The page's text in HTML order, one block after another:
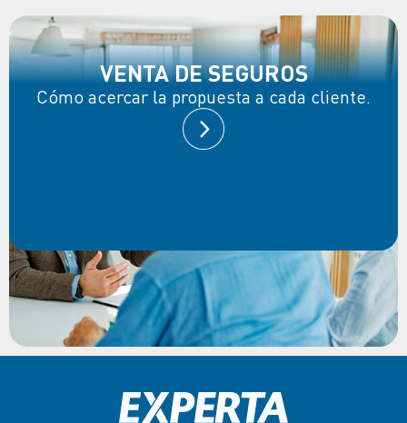
VENTA DE SEGUROS
Cómo acercar la propuesta a cada cliente.